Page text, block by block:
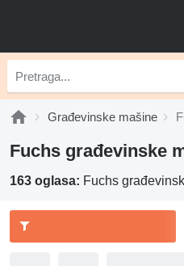
Građevinske mašine
Fuchs građevinske
163 oglasa: Fuchs